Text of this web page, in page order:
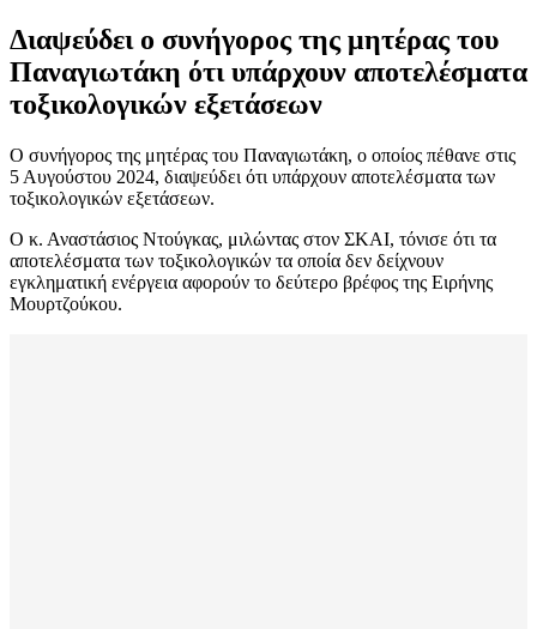
Διαψεύδει ο συνήγορος της μητέρας του
Παναγιωτάκη ότι υπάρχουν αποτελέσματα
τοξικολογικών εξετάσεων
Ο συνήγορος της μητέρας του Παναγιωτάκη, ο οποίος πέθανε στις
5 Αυγούστου 2024, διαψεύδει ότι υπάρχουν αποτελέσματα των
τοξικολογικών εξετάσεων.
Ο κ. Αναστάσιος Ντούγκας, μιλώντας στον ΣΚΑΙ, τόνισε ότι τα
αποτελέσματα των τοξικολογικών τα οποία δεν δείχνουν
εγκληματική ενέργεια αφορούν το δεύτερο βρέφος της Ειρήνης
Μουρτζούκου.